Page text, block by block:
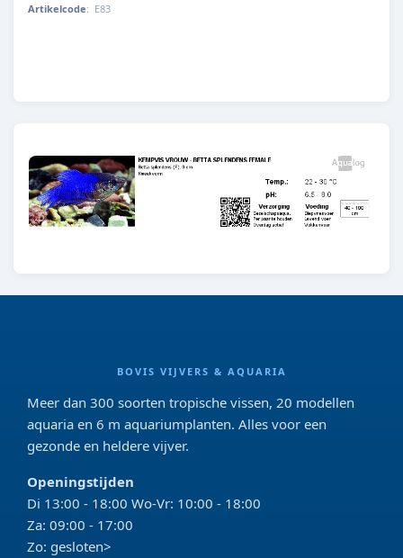
Artikelcode: E83
BOVIS VIJVERS & AQUARIA
Meer dan 300 soorten tropische vissen, 20 modellen
aquaria en 6 m aquariumplanten. Alles voor een
gezonde en heldere vijver.
Openingstijden
Di 13:00 - 18:00 Wo-Vr: 10:00 - 18:00
Za: 09:00 - 17:00
Zo: gesloten>